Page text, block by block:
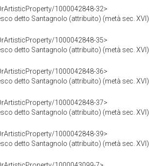
1000042848-32>
detto Santagnolo (attribuito) (metà sec. XVI)
1000042848-35>
detto Santagnolo (attribuito) (metà sec. XVI)
1000042848-36>
detto Santagnolo (attribuito) (metà sec. XVI)
1000042848-37>
detto Santagnolo (attribuito) (metà sec. XVI)
1000042848-39>
detto Santagnolo (attribuito) (metà sec. XVI)